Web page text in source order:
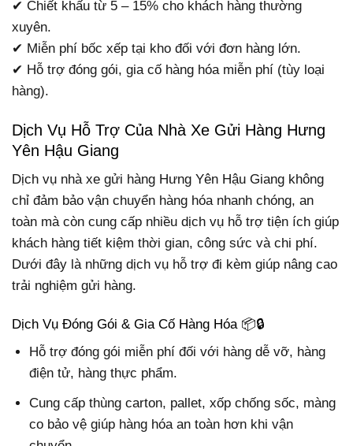
✔ Chiết khấu từ 5 – 15% cho khách hàng thường
xuyên.
✔ Miễn phí bốc xếp tại kho đối với đơn hàng lớn.
✔ Hỗ trợ đóng gói, gia cố hàng hóa miễn phí (tùy loại
hàng).
Dịch Vụ Hỗ Trợ Của Nhà Xe Gửi Hàng Hưng
Yên Hậu Giang
Dịch vụ nhà xe gửi hàng Hưng Yên Hậu Giang không
chỉ đảm bảo vận chuyển hàng hóa nhanh chóng, an
toàn mà còn cung cấp nhiều dịch vụ hỗ trợ tiện ích giúp
khách hàng tiết kiệm thời gian, công sức và chi phí.
Dưới đây là những dịch vụ hỗ trợ đi kèm giúp nâng cao
trải nghiệm gửi hàng.
Dịch Vụ Đóng Gói & Gia Cố Hàng Hóa 📦🔒
Hỗ trợ đóng gói miễn phí đối với hàng dễ vỡ, hàng
điện tử, hàng thực phẩm.
Cung cấp thùng carton, pallet, xốp chống sốc, màng
co bảo vệ giúp hàng hóa an toàn hơn khi vận